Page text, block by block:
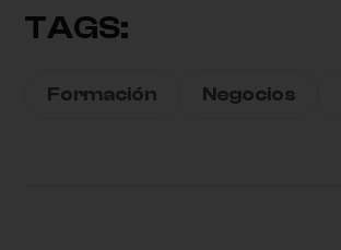
TAGS:
Formación Negocios